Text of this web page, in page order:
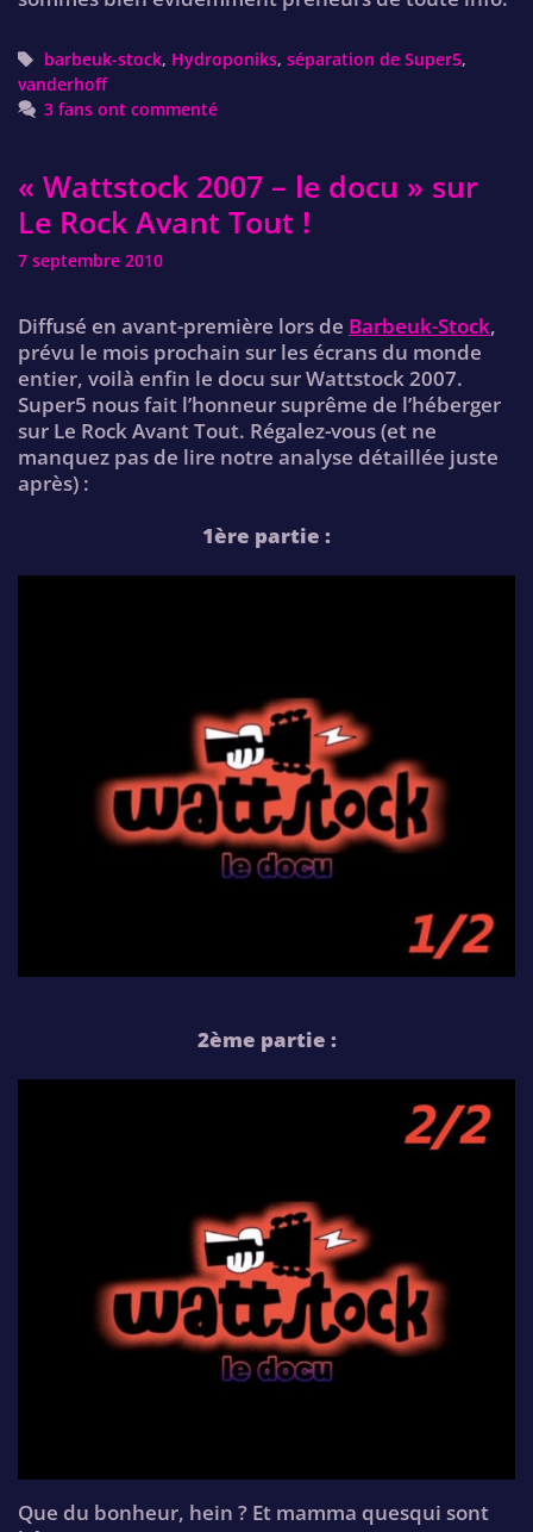
Tags
barbeuk-stock, Hydroponiks, séparation de Super5,
vanderhoff
3 fans ont commenté
« Wattstock 2007 – le docu » sur
Le Rock Avant Tout !
7 septembre 2010
Diffusé en avant-première lors de Barbeuk-Stock,
prévu le mois prochain sur les écrans du monde
entier, voilà enfin le docu sur Wattstock 2007.
Super5 nous fait l’honneur suprême de l’héberger
sur Le Rock Avant Tout. Régalez-vous (et ne
manquez pas de lire notre analyse détaillée juste
après) :
1ère partie :
2ème partie :
Que du bonheur, hein ? Et mamma quesqui sont